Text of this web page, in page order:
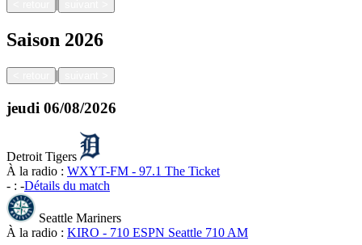
|
Saison 2026
|
jeudi 06/08/2026
Detroit Tigers
À la radio : WXYT-FM - 97.1 The Ticket
- : -Détails du match
Seattle Mariners
À la radio : KIRO - 710 ESPN Seattle 710 AM